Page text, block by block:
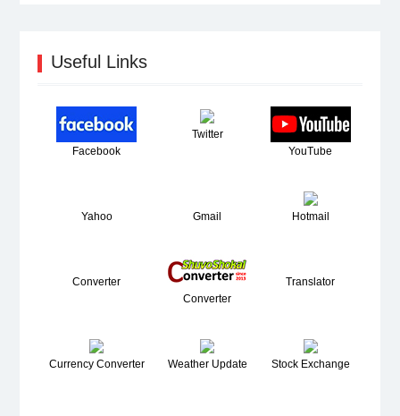
Useful Links
Facebook
Twitter
YouTube
Yahoo Gmail Hotmail
Converter
Converter
Translator
Currency Converter Weather Update Stock Exchange